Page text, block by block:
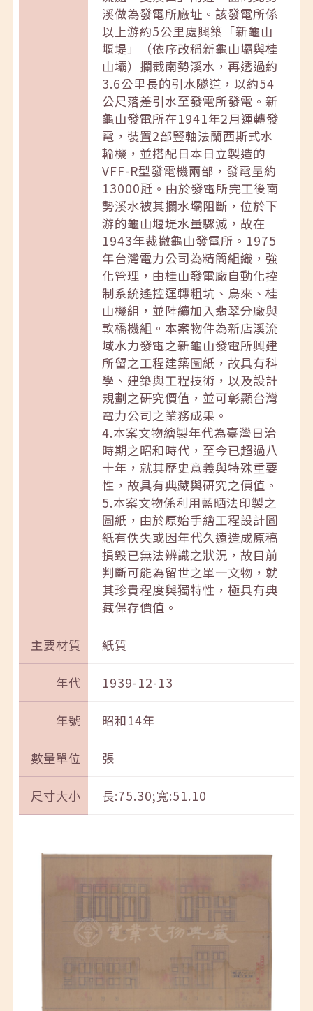
溪做為發電所廠址。該發電所係
以上游約5公里處興築「新龜山
堰堤」（依序改稱新龜山壩與桂
山壩）攔截南勢溪水，再透過約
3.6公里長的引水隧道，以約54
公尺落差引水至發電所發電。新
龜山發電所在1941年2月運轉發
電，裝置2部豎軸法蘭西斯式水
輪機，並搭配日本日立製造的
VFF-R型發電機兩部，發電量約
13000瓩。由於發電所完工後南
勢溪水被其攔水壩阻斷，位於下
游的龜山堰堤水量驟減，故在
1943年裁撤龜山發電所。1975
年台灣電力公司為精簡組織，強
化管理，由桂山發電廠自動化控
制系統遙控運轉粗坑、烏來、桂
山機組，並陸續加入翡翠分廠與
軟橋機組。本案物件為新店溪流
域水力發電之新龜山發電所興建
所留之工程建築圖紙，故具有科
學、建築與工程技術，以及設計
規劃之研究價值，並可彰顯台灣
電力公司之業務成果。
4.本案文物繪製年代為臺灣日治
時期之昭和時代，至今已超過八
十年，就其歷史意義與特殊重要
性，故具有典藏與研究之價值。
5.本案文物係利用藍晒法印製之
圖紙，由於原始手繪工程設計圖
紙有佚失或因年代久遠造成原稿
損毀已無法辨識之狀況，故目前
判斷可能為留世之單一文物，就
其珍貴程度與獨特性，極具有典
藏保存價值。
主要材質 紙質
年代 1939-12-13
年號 昭和14年
數量單位 張
尺寸大小 長:75.30;寬:51.10